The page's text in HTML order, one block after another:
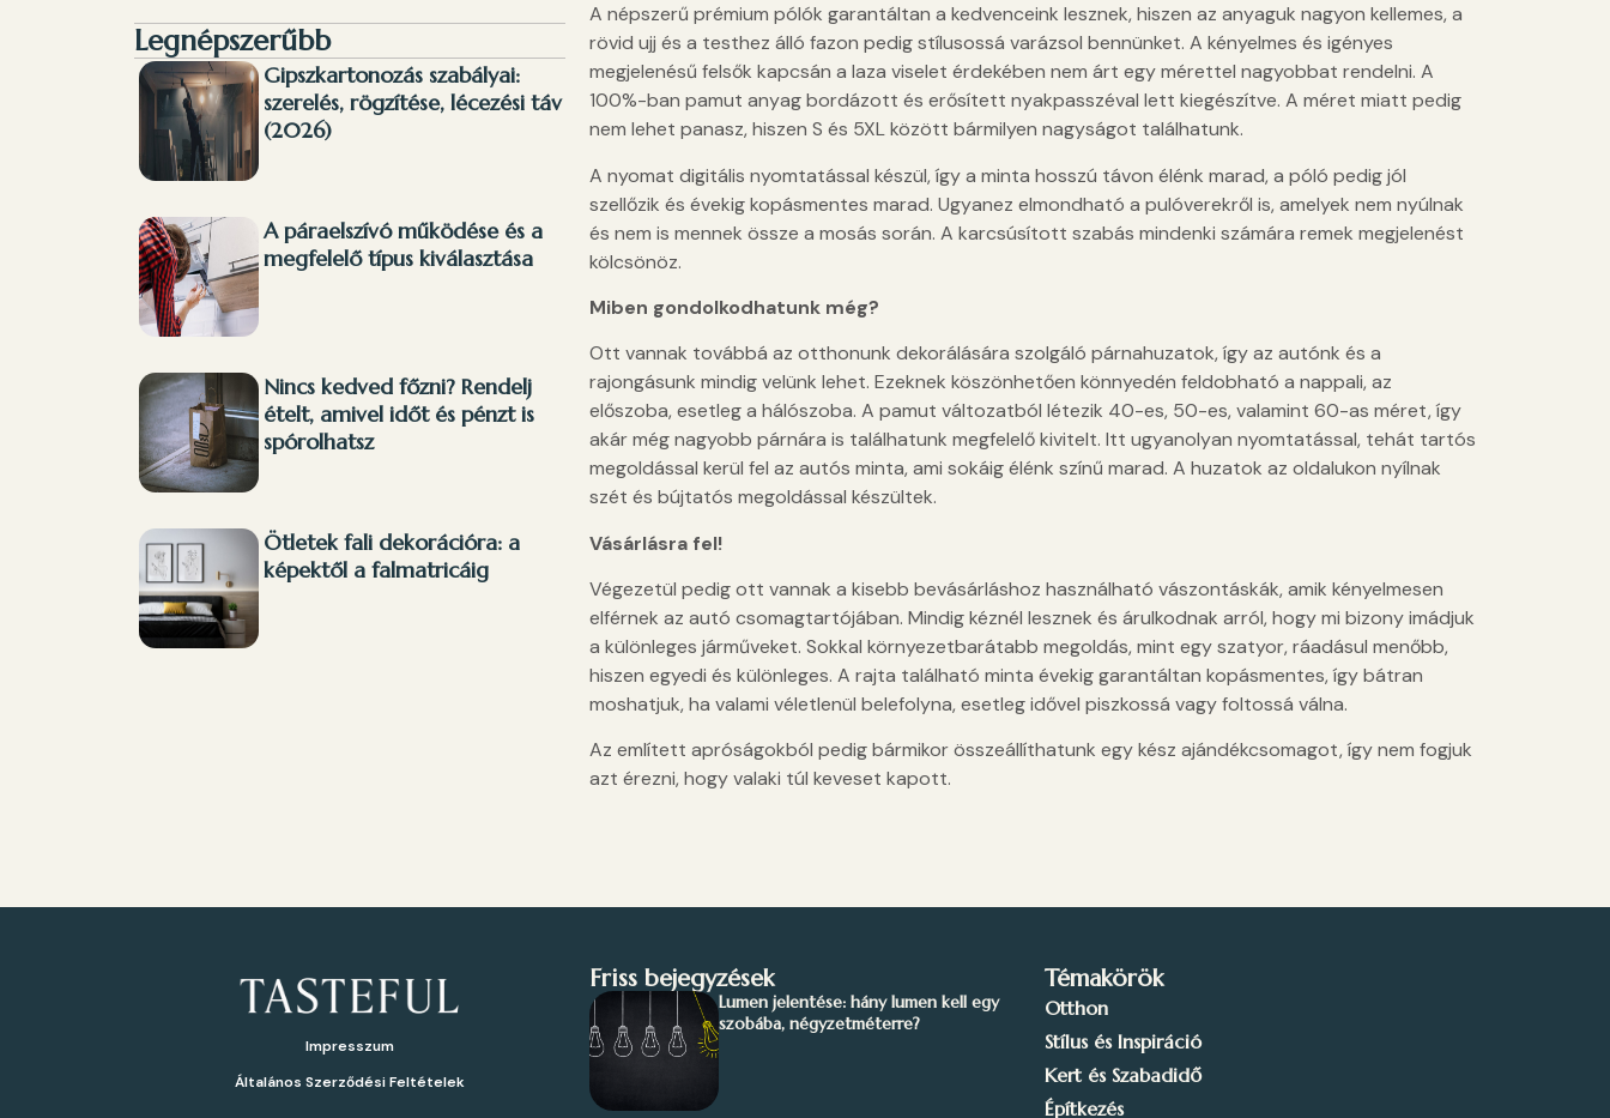
Legnépszerűbb
Gipszkartonozás szabályai:
szerelés, rögzítése, lécezési táv
(2026)
A páraelszívó működése és a
megfelelő típus kiválasztása
Nincs kedved főzni? Rendelj
ételt, amivel időt és pénzt is
spórolhatsz
Ötletek fali dekorációra: a
képektől a falmatricáig
A népszerű prémium pólók garantáltan a kedvenceink lesznek, hiszen az anyaguk nagyon kellemes, a
rövid ujj és a testhez álló fazon pedig stílusossá varázsol bennünket. A kényelmes és igényes
megjelenésű felsők kapcsán a laza viselet érdekében nem árt egy mérettel nagyobbat rendelni. A
100%-ban pamut anyag bordázott és erősített nyakpasszéval lett kiegészítve. A méret miatt pedig
nem lehet panasz, hiszen S és 5XL között bármilyen nagyságot találhatunk.
A nyomat digitális nyomtatással készül, így a minta hosszú távon élénk marad, a póló pedig jól
szellőzik és évekig kopásmentes marad. Ugyanez elmondható a pulóverekről is, amelyek nem nyúlnak
és nem is mennek össze a mosás során. A karcsúsított szabás mindenki számára remek megjelenést
kölcsönöz.
Miben gondolkodhatunk még?
Ott vannak továbbá az otthonunk dekorálására szolgáló párnahuzatok, így az autónk és a
rajongásunk mindig velünk lehet. Ezeknek köszönhetően könnyedén feldobható a nappali, az
előszoba, esetleg a hálószoba. A pamut változatból létezik 40-es, 50-es, valamint 60-as méret, így
akár még nagyobb párnára is találhatunk megfelelő kivitelt. Itt ugyanolyan nyomtatással, tehát tartós
megoldással kerül fel az autós minta, ami sokáig élénk színű marad. A huzatok az oldalukon nyílnak
szét és bújtatós megoldással készültek.
Vásárlásra fel!
Végezetül pedig ott vannak a kisebb bevásárláshoz használható vászontáskák, amik kényelmesen
elférnek az autó csomagtartójában. Mindig kéznél lesznek és árulkodnak arról, hogy mi bizony imádjuk
a különleges járműveket. Sokkal környezetbarátabb megoldás, mint egy szatyor, ráadásul menőbb,
hiszen egyedi és különleges. A rajta található minta évekig garantáltan kopásmentes, így bátran
moshatjuk, ha valami véletlenül belefolyna, esetleg idővel piszkossá vagy foltossá válna.
Az említett apróságokból pedig bármikor összeállíthatunk egy kész ajándékcsomagot, így nem fogjuk
azt érezni, hogy valaki túl keveset kapott.
Impresszum
Általános Szerződési Feltételek
Friss bejegyzések
Lumen jelentése: hány lumen kell egy
szobába, négyzetméterre?
Témakörök
Otthon
Stílus és Inspiráció
Kert és Szabadidő
Építkezés